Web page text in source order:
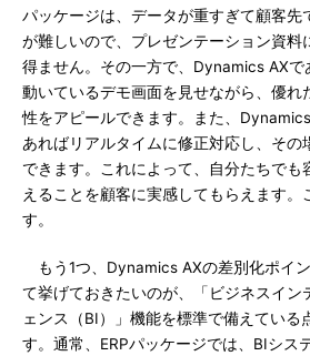
パッケージは、データが重すぎて顧客先
が難しいので、プレゼンテーション資料
得ません。その一方で、Dynamics AXで
動いているデモ画面を見せながら、優れ
性をアピールできます。また、
あればリアルタイムに修正対応し、その
できます。これによって、自分たちでも
えることを顧客に実感してもらえます。
す。
もう1つ、Dynamics AXの差別化ポイ
て挙げておきたいのが、「ビジネスイン
ェンス（BI）」機能を標準で備えている
す。通常、ERPパッケージでは、BIシス